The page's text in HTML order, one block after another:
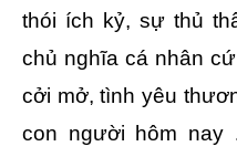
thói ích kỷ, sự thủ
chủ nghĩa cá nhân
cởi mở, tình yêu
con người hôm